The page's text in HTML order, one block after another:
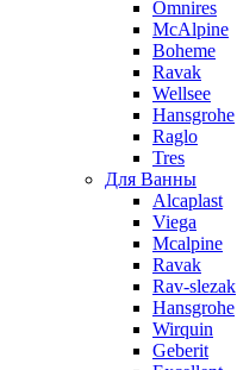
Omnires
McAlpine
Boheme
Ravak
Wellsee
Hansgrohe
Raglo
Tres
Для Ванны
Alcaplast
Viega
Mcalpine
Ravak
Rav-slezak
Hansgrohe
Wirquin
Geberit